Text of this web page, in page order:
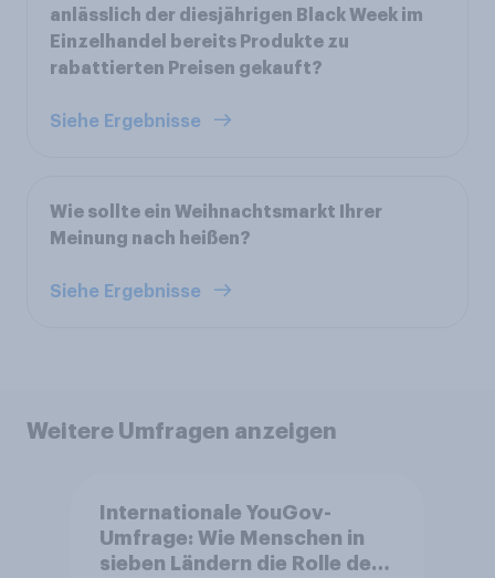
anlässlich der diesjährigen Black Week im
Einzelhandel bereits Produkte zu
rabattierten Preisen gekauft?
Siehe Ergebnisse
Wie sollte ein Weihnachtsmarkt Ihrer
Meinung nach heißen?
Siehe Ergebnisse
Weitere Umfragen anzeigen
Internationale YouGov-
Umfrage: Wie Menschen in
sieben Ländern die Rolle der